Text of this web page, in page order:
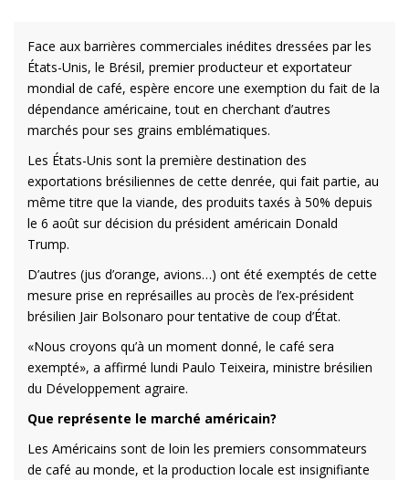
Face aux barrières commerciales inédites dressées par les
États-Unis, le Brésil, premier producteur et exportateur
mondial de café, espère encore une exemption du fait de la
dépendance américaine, tout en cherchant d’autres
marchés pour ses grains emblématiques.
Les États-Unis sont la première destination des
exportations brésiliennes de cette denrée, qui fait partie, au
même titre que la viande, des produits taxés à 50% depuis
le 6 août sur décision du président américain Donald
Trump.
D’autres (jus d’orange, avions…) ont été exemptés de cette
mesure prise en représailles au procès de l’ex-président
brésilien Jair Bolsonaro pour tentative de coup d’État.
«Nous croyons qu’à un moment donné, le café sera
exempté», a affirmé lundi Paulo Teixeira, ministre brésilien
du Développement agraire.
Que représente le marché américain?
Les Américains sont de loin les premiers consommateurs
de café au monde, et la production locale est insignifiante